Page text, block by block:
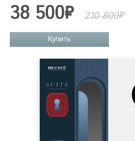
38 500₽ 210 800₽
Купить